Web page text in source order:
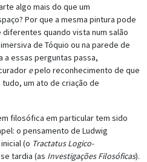
algo mais do que um
Por que a mesma pintura pode
quando vista num salão
de Tóquio ou na parede de
a essas perguntas passa,
epelo reconhecimento de que
um ato de criação de
filosófica em particular tem sido
o pensamento de Ludwig
(o Tractatus Logico-
tardia (as Investigações Filosóficas).